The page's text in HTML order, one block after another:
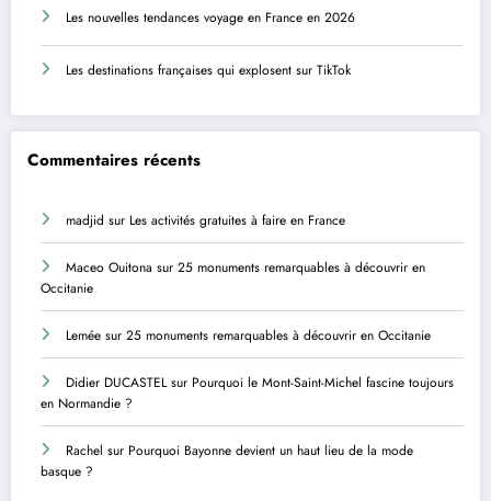
Les nouvelles tendances voyage en France en 2026
Les destinations françaises qui explosent sur TikTok
Commentaires récents
madjid sur Les activités gratuites à faire en France
Maceo Ouitona sur 25 monuments remarquables à découvrir en
Occitanie
Lemée sur 25 monuments remarquables à découvrir en Occitanie
Didier DUCASTELsur Pourquoi le Mont-Saint-Michel fascine toujours
en Normandie ?
Rachel sur Pourquoi Bayonne devient un haut lieu de la mode
basque ?